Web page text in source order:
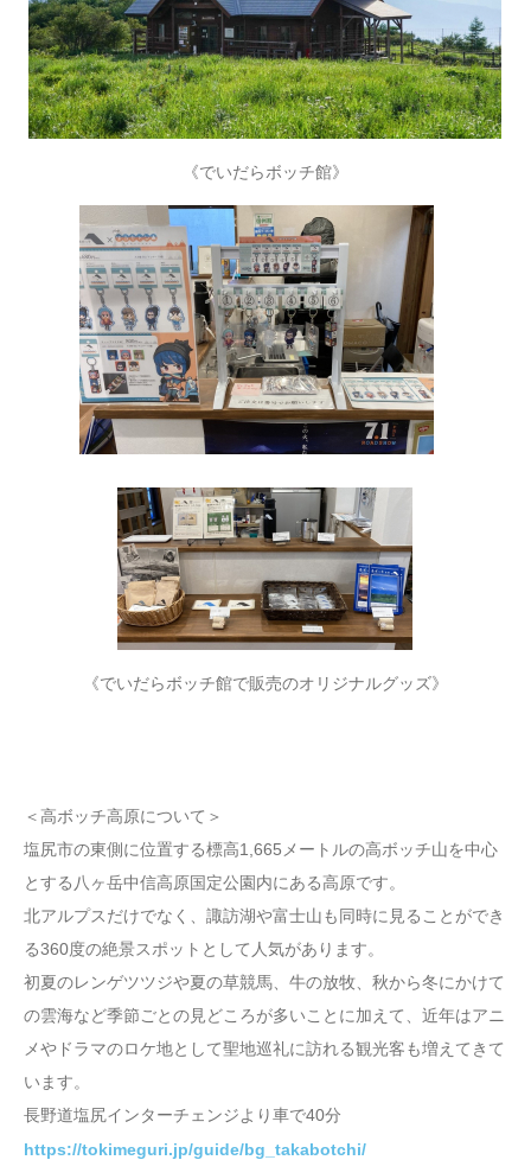
《でいだらボッチ館》
《でいだらボッチ館で販売のオリジナルグッズ》
＜高ボッチ高原について＞
塩尻市の東側に位置する標高1,665メートルの高ボッチ山を中心
とする八ヶ岳中信高原国定公園内にある高原です。
北アルプスだけでなく、諏訪湖や富士山も同時に見ることができ
る360度の絶景スポットとして人気があります。
初夏のレンゲツツジや夏の草競馬、牛の放牧、秋から冬にかけて
の雲海など季節ごとの見どころが多いことに加えて、近年はアニ
メやドラマのロケ地として聖地巡礼に訪れる観光客も増えてきて
います。
長野道塩尻インターチェンジより車で40分
https://tokimeguri.jp/guide/bg_takabotchi/